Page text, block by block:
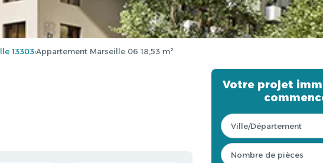
13303›Appartement Marseille 06 18,53 m²
Votre projet